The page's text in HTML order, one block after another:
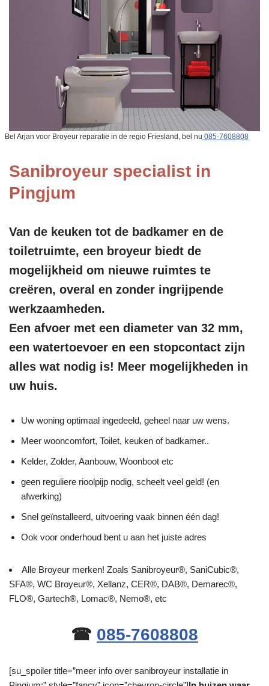
Bel Arjan voor Broyeur reparatie in de regio Friesland, bel nu 085-7608808
Sanibroyeur specialist in
Pingjum
Van de keuken tot de badkamer en de
toiletruimte, een broyeur biedt de
mogelijkheid om nieuwe ruimtes te
creëren, overal en zonder ingrijpende
werkzaamheden.
Een afvoer met een diameter van 32 mm,
een watertoevoer en een stopcontact zijn
alles wat nodig is! Meer mogelijkheden in
uw huis.
Uw woning optimaal ingedeeld, geheel naar uw wens.
Meer wooncomfort, Toilet, keuken of badkamer..
Kelder, Zolder, Aanbouw, Woonboot etc
geen reguliere rioolpijp nodig, scheelt veel geld! (en
afwerking)
Snel geïnstalleerd, uitvoering vaak binnen één dag!
Ook voor onderhoud bent u aan het juiste adres
Alle Broyeur merken! Zoals Sanibroyeur®, SaniCubic®,
SFA®, WC Broyeur®, Xellanz, CER®, DAB®, Demarec®,
FLO®, Gartech®, Lomac®, Nemo®, etc
☎ 085-7608808
[su_spoiler title=”meer info over sanibroyeur installatie in